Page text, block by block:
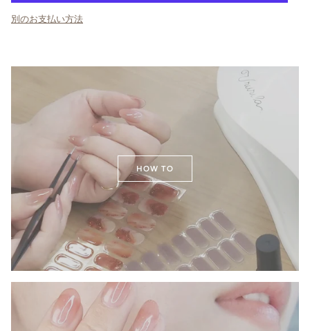
別のお支払い方法
HOW TO